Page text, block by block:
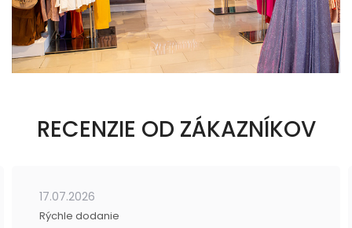
RECENZIE OD ZÁKAZNÍKOV
17.07.2026
Rýchle dodanie